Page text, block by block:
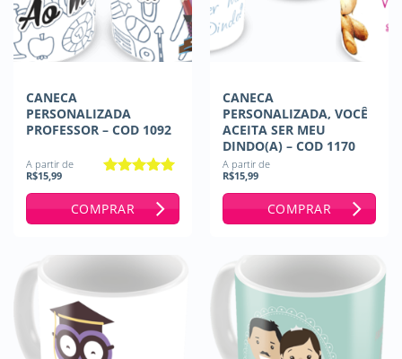
CANECA
PERSONALIZADA
PROFESSOR – COD 1092
A partir de
R$15,99
COMPRAR
CANECA
PERSONALIZADA, VOCÊ
ACEITA SER MEU
DINDO(A) – COD 1170
A partir de
R$15,99
COMPRAR